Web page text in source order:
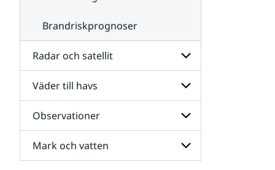
Brandriskprognoser
Radar och satellit
Undersidor
för
Radar
och
satellit
Väder till havs
Undersidor
för
Väder
till
havs
Observationer
Undersidor
för
Mark och vatten